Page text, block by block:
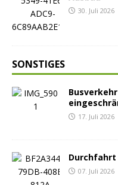
30. Juli 2026
SONSTIGES
17. Juli 2026
07. Juli 2026